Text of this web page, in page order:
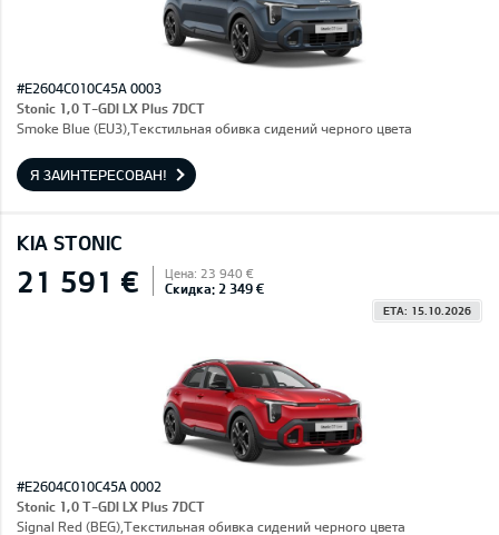
#E2604C010C45A 0003
Stonic 1,0 T-GDI LX Plus 7DCT
Smoke Blue (EU3),Текстильная обивка сидений черного цвета
Я ЗАИНТЕРЕСОВАН!
KIA STONIC
21 591 € Цена: 23 940 €
Скидка: 2 349 €
ETA: 15.10.2026
#E2604C010C45A 0002
Stonic 1,0 T-GDI LX Plus 7DCT
Signal Red (BEG),Текстильная обивка сидений черного цвета